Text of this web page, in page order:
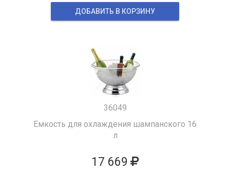
ДОБАВИТЬ В КОРЗИНУ
36049
Емкость для охлаждения шампанского 16
л
17 669